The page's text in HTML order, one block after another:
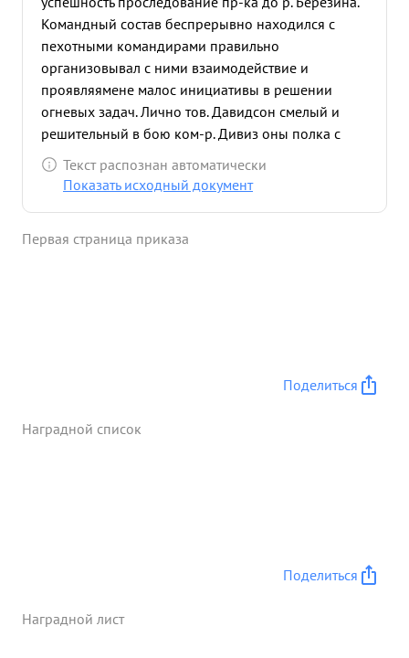
Командный состав беспрерывно находился с
пехотными командирами правильно
организовывал с ними взаимодействие и
проявляямене малос инициативы в решении
огневых задач. Лично тов. Давидсон смелый и
решительный в бою ком-р. Дивиз оны полка с
момента прорыва обороны были переподчинены
командирам СП и Несмотря и на это тов.
хорошим. Тов. Давидсон умело организовал
Текст распознан автоматически
Показать исходный документ
Первая страница приказа
Поделиться
Наградной список
Поделиться
Наградной лист